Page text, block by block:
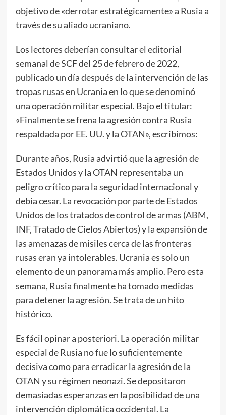
objetivo de «derrotar estratégicamente» a Rusia a
través de su aliado ucraniano.
Los lectores deberían consultarel editorial
semanal de SCF del 25 de febrero de 2022,
publicado un día después de la intervención de las
tropas rusas en Ucrania en lo que se denominó
una operación militar especial. Bajo el titular:
«Finalmente se frena la agresión contra Rusia
respaldada por EE. UU. y la OTAN», escribimos:
Durante años, Rusia advirtió que la agresión de
Estados Unidos y la OTAN representaba un
peligro crítico para la seguridad internacional y
debía cesar. La revocación por parte de Estados
Unidos de los tratados de control de armas (ABM,
INF, Tratado de Cielos Abiertos) y la expansión de
las amenazas de misiles cerca de las fronteras
rusas eran ya intolerables. Ucrania es solo un
elemento de un panorama más amplio. Pero esta
semana, Rusia finalmente ha tomado medidas
para detener la agresión. Se trata de un hito
histórico.
Es fácil opinar a posteriori. La operación militar
especial de Rusia no fue lo suficientemente
decisiva como para erradicar la agresión de la
OTAN y su régimen neonazi. Se depositaron
demasiadas esperanzas en la posibilidad de una
intervención diplomática occidental. La